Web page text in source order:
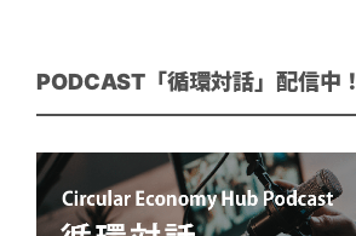
PODCAST「循環対話」配信中！